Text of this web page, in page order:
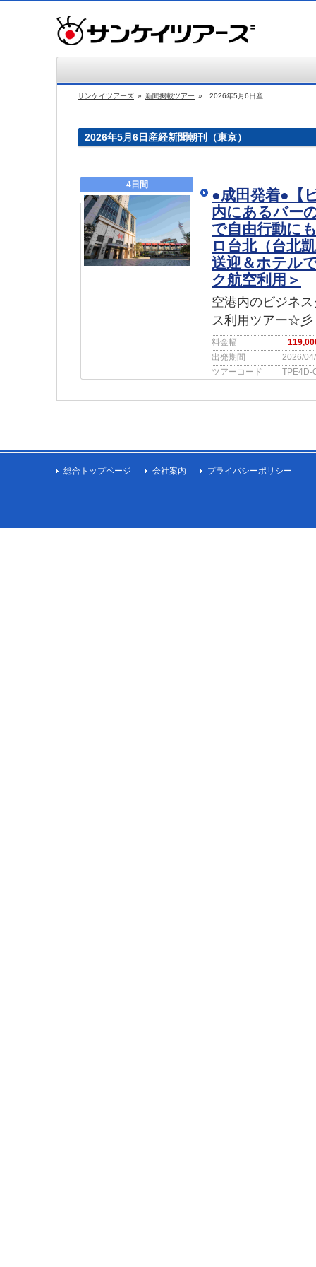
サンケイツアーズ » 新聞掲載ツアー » 2026年5月6日産...
2026年5月6日産経新聞朝刊（東京）
4日間
●成田発着●【
内にあるバー
で自由行動に
ロ台北（台北
送迎＆ホテル
ク航空利用＞
空港内のビジネ
ス利用ツアー☆彡
料金幅
出発期間
2026/
ツアーコード
TPE4D-
総合トップページ 会社案内 プライバシーポリシー